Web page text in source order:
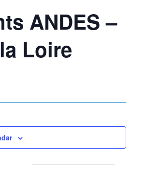
ANDES –
Loire